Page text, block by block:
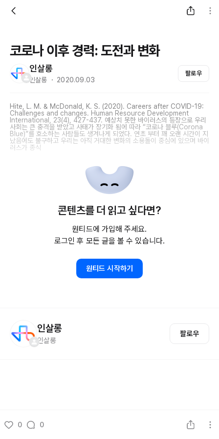
코로나 이후 경력: 도전과 변화
인살롱
인살롱 ・ 2020.09.03
팔로우
Hite, L. M. & McDonald, K. S. (2020). Careers after COVID-19:
Challenges and changes. Human Resource Development
International, 23(4), 427-437. 예상치 못한 바이러스의 등장으로 우리
사회는 큰 충격을 받았고 사태가 장기화 됨에 따라 “코로나 블루(Corona
Blue)”를 호소하는 사람들도 생겨나게 되었다. 연초 부터 꽤 오랜 시간이 지
났음에도 불구하고 우리는 아직 거대한 변화의 소용돌이 중심에 있으며 바이
러스가 종식
콘텐츠를 더 읽고 싶다면?
원티드에 가입해 주세요.
로그인 후 모든 글을 볼 수 있습니다.
원티드 시작하기
인살롱
인살롱
팔로우
0 0